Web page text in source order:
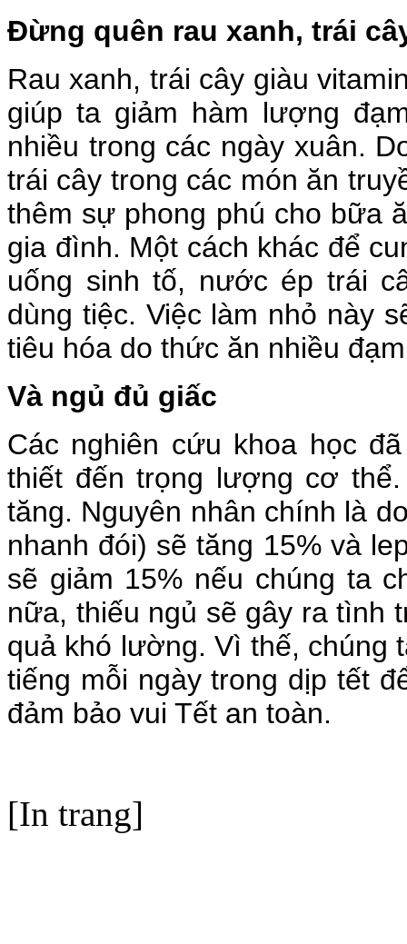
Đừng quên rau xanh, trái
Rau xanh, trái cây giàu
giúp ta giảm hàm lượng
nhiều trong các ngày xuân.
trái cây trong các món ăn
thêm sự phong phú cho bữa
gia đình. Một cách khác để
uống sinh tố, nước ép trái
dùng tiệc. Việc làm nhỏ này
tiêu hóa do thức ăn nhiều
Và ngủ đủ giấc
Các nghiên cứu khoa học
thiết đến trọng lượng cơ
tăng. Nguyên nhân chính là
nhanh đói) sẽ tăng 15% và
sẽ giảm 15% nếu chúng ta
nữa, thiếu ngủ sẽ gây ra tình
quả khó lường. Vì thế, chúng
tiếng mỗi ngày trong dịp tết
đảm bảo vui Tết an toàn.
[In trang]